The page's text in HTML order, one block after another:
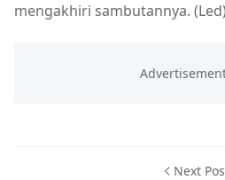
mengakhiri sambutannya. (Led)
Next